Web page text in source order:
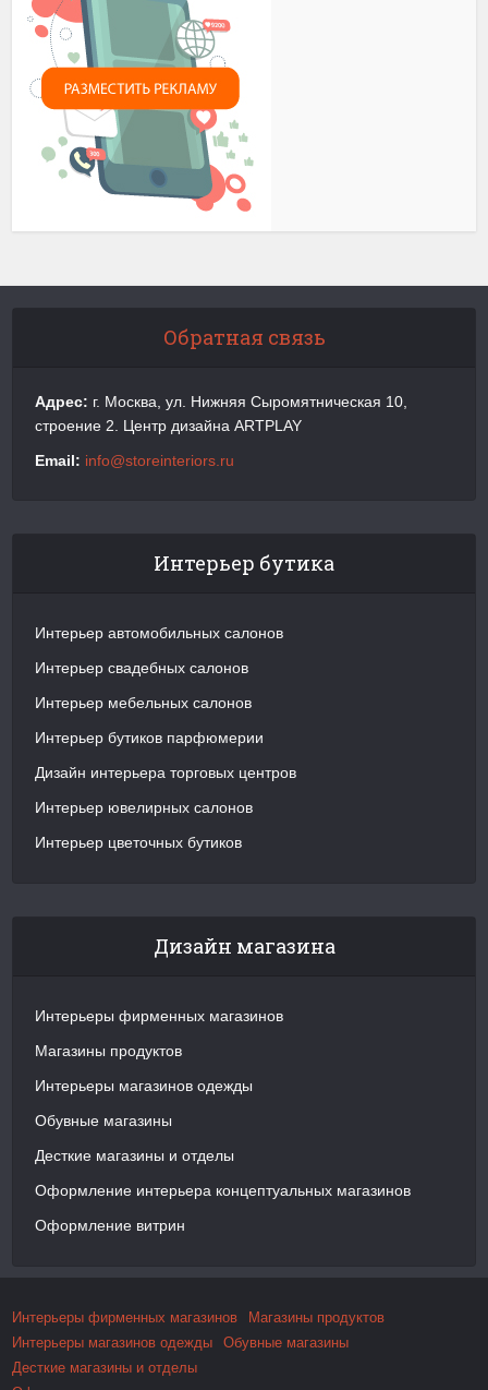
Обратная связь
Адрес: г. Москва, ул. Нижняя Сыромятническая 10,
строение 2. Центр дизайна ARTPLAY
Email: info@storeinteriors.ru
Интерьер бутика
Интерьер автомобильных салонов
Интерьер свадебных салонов
Интерьер мебельных салонов
Интерьер бутиков парфюмерии
Дизайн интерьера торговых центров
Интерьер ювелирных салонов
Интерьер цветочных бутиков
Дизайн магазина
Интерьеры фирменных магазинов
Магазины продуктов
Интерьеры магазинов одежды
Обувные магазины
Десткие магазины и отделы
Оформление интерьера концептуальных магазинов
Оформление витрин
Интерьеры фирменных магазинов
Магазины продуктов
Интерьеры магазинов одежды
Обувные магазины
Десткие магазины и отделы